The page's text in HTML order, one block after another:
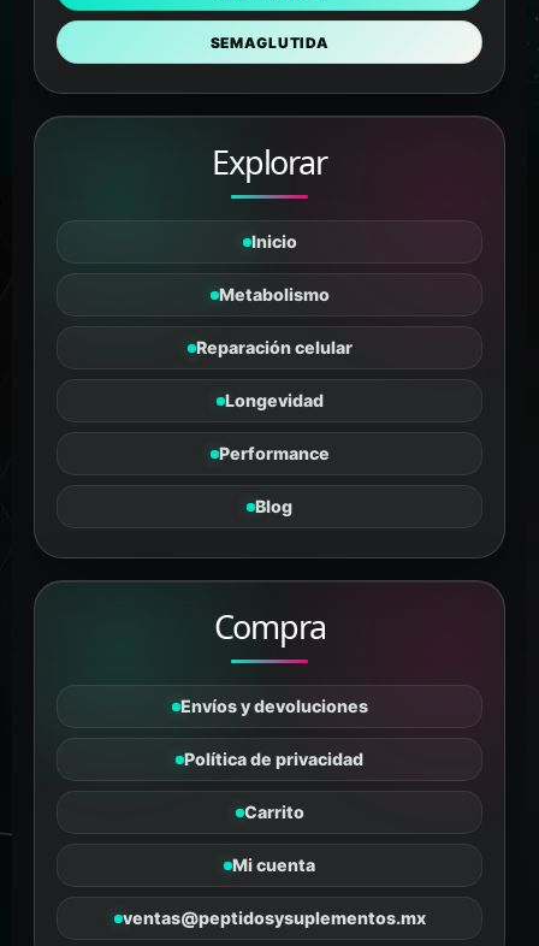
SEMAGLUTIDA
Explorar
Inicio
Metabolismo
Reparación celular
Longevidad
Performance
Blog
Compra
Envíos y devoluciones
Política de privacidad
Carrito
Mi cuenta
ventas@peptidosysuplementos.mx
PÉPTIDOS Y SUPLEMENTOS